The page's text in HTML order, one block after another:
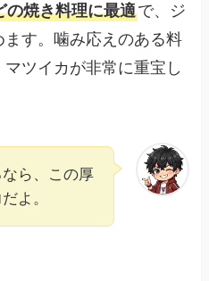
の焼き料理に最適で、ジ
す。噛み応えのある料
ツイカが非常に重宝し
ら、この厚
よ。